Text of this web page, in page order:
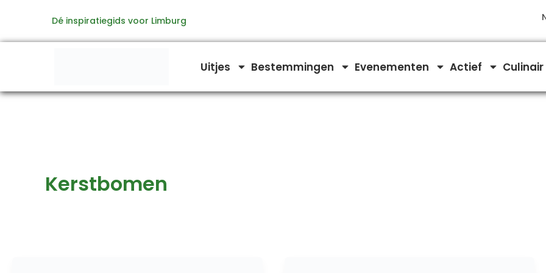
de
Dé inspiratiegids voor Limburg
Uitjes Bestemmingen Evenementen Actief Culinair
Kerstbomen